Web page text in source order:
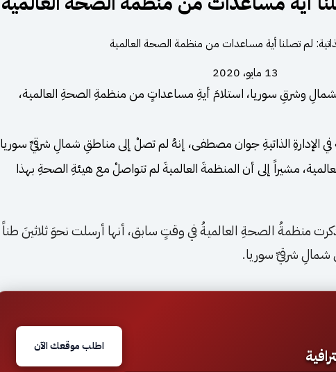
13 مايو، 2020
لشمالِ وشرقِ سوريا، استلامَ أيةِ مساعداتٍ من منظمةِ الصحةِ العالمية،
الإدارةِ الذاتيةِ جوان مصطفى، إنهُ لم تصلْ إلى مناطقِ شمالِ شرقيِّ سوريا
مشيراً إلى أن المنظمةَ العالميةَ لم تتواصلْ مع هيئةِ الصحةِ بهذا
منظمةُ الصحةِ العالميةُ في وقتٍ سابق، أنها أرسلت نحوَ ثلاثينَ طناً
شمالِ شرقيِّ سوريا.
اطلب موقعك الآن